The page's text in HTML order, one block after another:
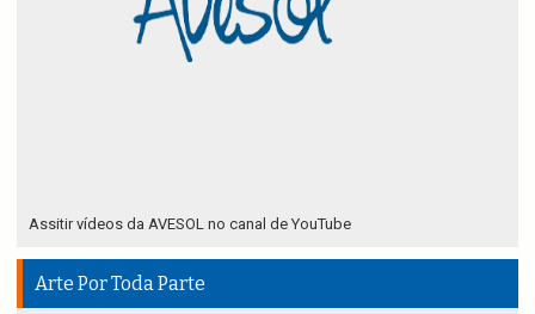
Assitir vídeos da AVESOL no canal de YouTube
Arte Por Toda Parte